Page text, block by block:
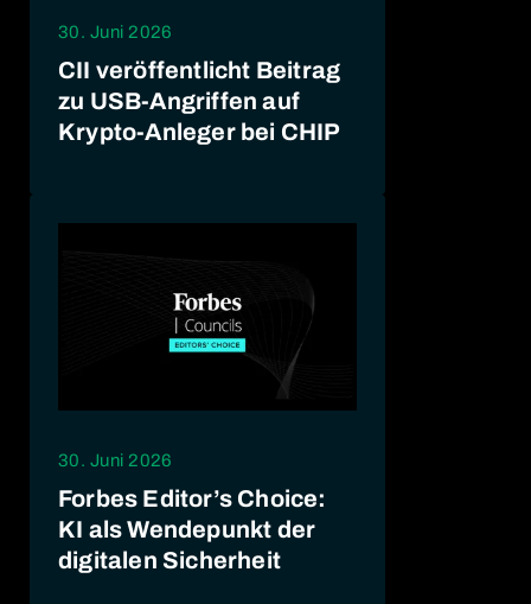
30. Juni 2026
CII veröffentlicht Beitrag
zu USB-Angriffen auf
Krypto-Anleger bei CHIP
30. Juni 2026
Forbes Editor’s Choice:
KI als Wendepunkt der
digitalen Sicherheit